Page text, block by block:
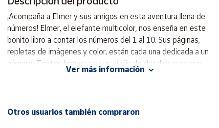
Mapa de
vendedores
Hazte
vendedor
Área
¡Acompaña a Elmer y sus amigos en esta aventura llena de
números! Elmer, el elefante multicolor, nos enseña en este
bonito libro a contar los números del 1 al 10. Sus páginas,
repletas de imágenes y color, están cada una dedicada a un
número. Textos breves con un sinfín de detalles para que
los más pequeños se lo pasen en grande mientras aprenden
Autor: David McKee
Ver más información
Otros usuarios también compraron